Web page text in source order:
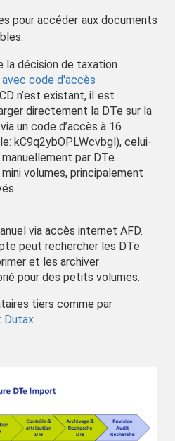
pour accéder aux documents
la décision de taxation
avec code d'accès
n’est existant, iI est
directement la DTe sur la
un code d’accès à 16
kC9q2ybOPLWcvbgl), celui-
par DTe.
volumes, principalement
via accès internet AFD.
peut rechercher les DTe
et les archiver
pour des petits volumes.
tiers comme par
Dutax